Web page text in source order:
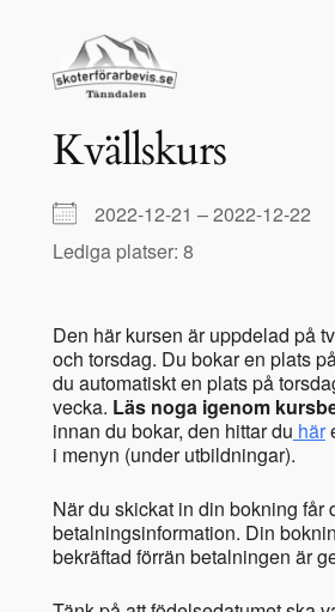
innehåll
Kvällskurs
2022-12-21 – 2022-12-22
Lediga platser: 8
Den här kursen är uppdelad på
och torsdag. Du bokar en plats
du automatiskt en plats på
vecka. Läs noga igenom
innan du bokar, den hittar du här
i menyn (under utbildningar).
När du skickat in din bokning får
betalningsinformation. Din
bekräftad förrän betalningen är